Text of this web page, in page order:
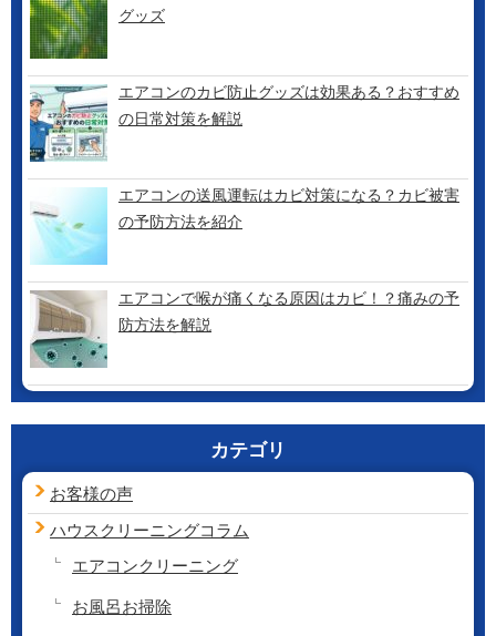
グッズ
エアコンのカビ防止グッズは効果ある？おすすめ
の日常対策を解説
エアコンの送風運転はカビ対策になる？カビ被害
の予防方法を紹介
エアコンで喉が痛くなる原因はカビ！？痛みの予
防方法を解説
カテゴリ
お客様の声
ハウスクリーニングコラム
エアコンクリーニング
お風呂お掃除